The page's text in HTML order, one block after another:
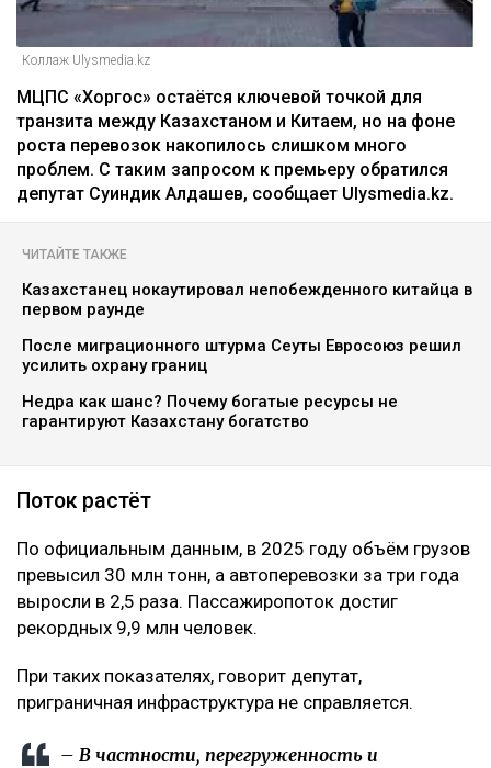
Коллаж Ulysmedia.kz
МЦПС «Хоргос» остаётся ключевой точкой для
транзита между Казахстаном и Китаем, но на фоне
роста перевозок накопилось слишком много
проблем. С таким запросом к премьеру обратился
депутат Суиндик Алдашев, сообщает Ulysmedia.kz.
ЧИТАЙТЕ ТАКЖЕ
Казахстанец нокаутировал непобежденного китайца в
первом раунде
После миграционного штурма Сеуты Евросоюз решил
усилить охрану границ
Недра как шанс? Почему богатые ресурсы не
гарантируют Казахстану богатство
Поток растёт
По официальным данным, в 2025 году объём грузов
превысил 30 млн тонн, а автоперевозки за три года
выросли в 2,5 раза. Пассажиропоток достиг
рекордных 9,9 млн человек.
При таких показателях, говорит депутат,
приграничная инфраструктура не справляется.
– В частности, перегруженность и